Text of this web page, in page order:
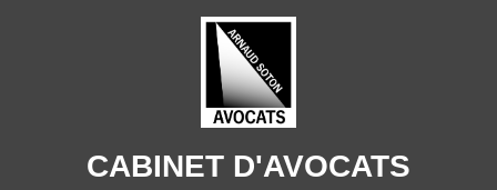
CABINET D'AVOCATS